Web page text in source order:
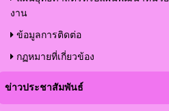
งาน
ข้อมูลการติดต่อ
กฏหมายที่เกี่ยวข้อง
ข่าวประชาสัมพันธ์